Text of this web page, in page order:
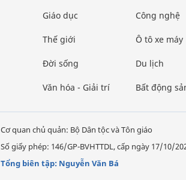
Giáo dục
Thế giới
Đời sống
Văn hóa - Giải trí
Công nghệ
Ô tô xe máy
Du lịch
Bất động
Cơ quan chủ quản: Bộ Dân tộc và Tôn giáo
Số giấy phép: 146/GP-BVHTTDL, cấp ngày 17/10/
Tổng biên tập: Nguyễn Văn Bá